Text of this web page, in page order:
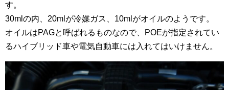
す。
30mlの内、20mlが冷媒ガス、10mlがオイルのようです。
オイルはPAGと呼ばれるものなので、POEが指定されてい
るハイブリッド車や電気自動車には入れてはいけません。